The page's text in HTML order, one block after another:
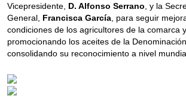
Vicepresidente, D. Alfonso Serrano , y la
General, Francisca García , para seguir
condiciones de los agricultores de la comarca
promocionando los aceites de la
consolidando su reconocimiento a nivel